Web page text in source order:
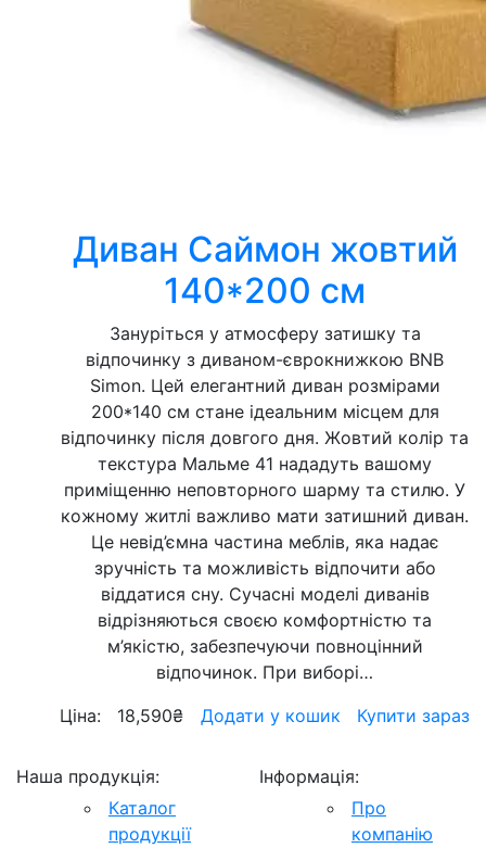
Диван Саймон жовтий
140*200 см
Зануріться у атмосферу затишку та
відпочинку з диваном-єврокнижкою BNB
Simon. Цей елегантний диван розмірами
200*140 см стане ідеальним місцем для
відпочинку після довгого дня. Жовтий колір та
текстура Мальме 41 нададуть вашому
приміщенню неповторного шарму та стилю. У
кожному житлі важливо мати затишний диван.
Це невід’ємна частина меблів, яка надає
зручність та можливість відпочити або
віддатися сну. Сучасні моделі диванів
відрізняються своєю комфортністю та
м’якістю, забезпечуючи повноцінний
відпочинок. При виборі…
Ціна:
18,590₴ Додати у кошик Купити зараз
Наша продукція:
Каталог
продукції
Інформація:
Про
компанію